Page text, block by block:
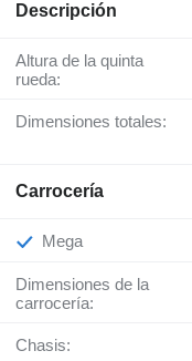
Descripción
Altura de la quinta
rueda:
Dimensiones totales:
Carrocería
Mega
Dimensiones de la
carrocería:
Chasis: